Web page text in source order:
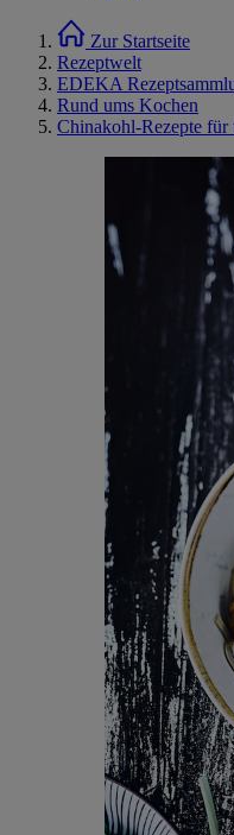
Zur Startseite
Rezeptwelt
EDEKA
Rund ums Kochen
Chinakohl-Rezepte für